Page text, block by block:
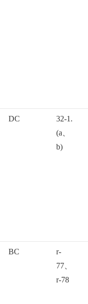
DC
32-1.
(a、
b)
BC
r-
77、
r-78